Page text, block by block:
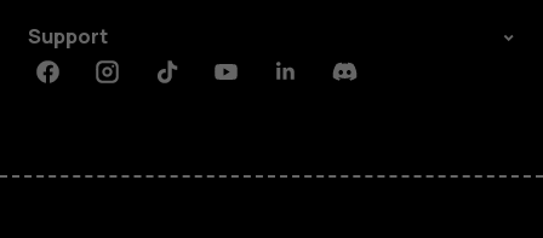
Support
FacebookInstagramTiktokYoutubeLinkedinDiscord